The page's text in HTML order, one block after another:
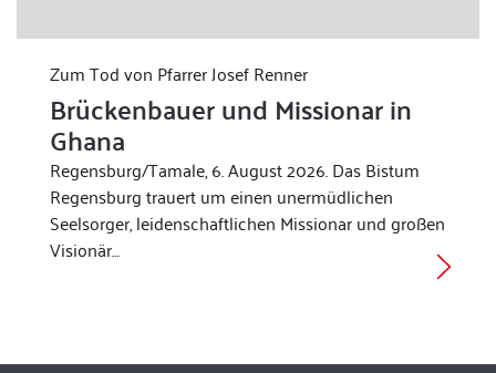
Zum Tod von Pfarrer Josef Renner
Brückenbauer und Missionar in
Ghana
Regensburg/Tamale, 6. August 2026. Das Bistum
Regensburg trauert um einen unermüdlichen
Seelsorger, leidenschaftlichen Missionar und großen
Visionär…